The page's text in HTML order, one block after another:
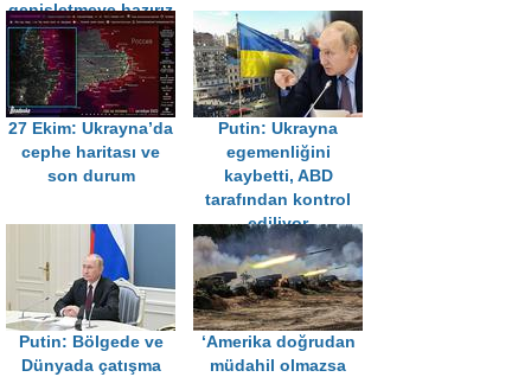
genişletmeye hazırız
27 Ekim: Ukrayna’da
cephe haritası ve
son durum
Putin: Ukrayna
egemenliğini
kaybetti, ABD
tarafından kontrol
ediliyor
Putin: Bölgede ve
Dünyada çatışma
‘Amerika doğrudan
müdahil olmazsa